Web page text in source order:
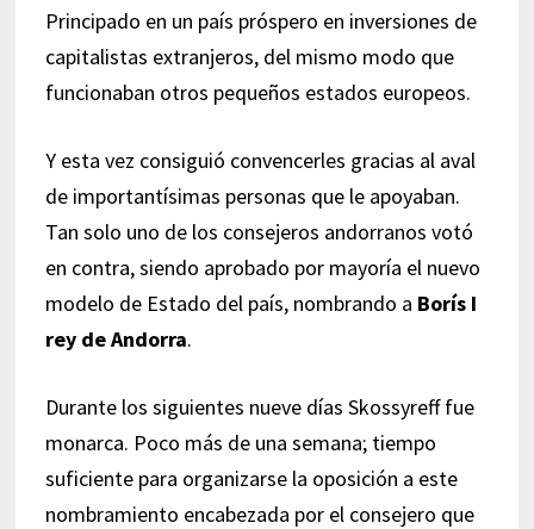
Principado en un país próspero en inversiones de
capitalistas extranjeros, del mismo modo que
funcionaban otros pequeños estados europeos.
Y esta vez consiguió convencerles gracias al aval
de importantísimas personas que le apoyaban.
Tan solo uno de los consejeros andorranos votó
en contra, siendo aprobado por mayoría el nuevo
modelo de Estado del país, nombrando a Borís I
rey de Andorra.
Durante los siguientes nueve días Skossyreff fue
monarca. Poco más de una semana; tiempo
suficiente para organizarse la oposición a este
nombramiento encabezada por el consejero que